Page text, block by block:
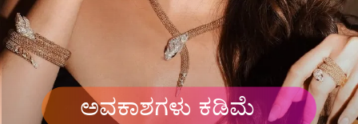
ಅವಕಾಶಗಳು ಕಡಿಮೆ